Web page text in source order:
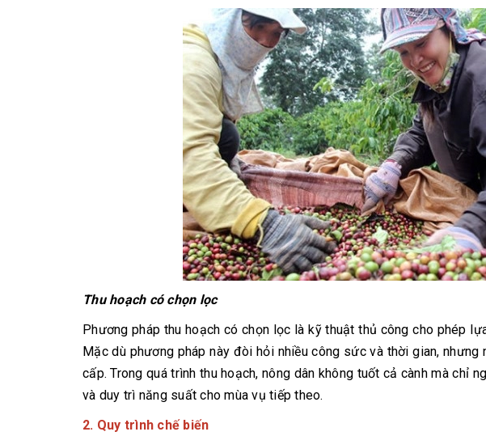
Thu hoạch có chọn lọc
Phương pháp thu hoạch có chọn lọc là kỹ thuật thủ công cho phép
Mặc dù phương pháp này đòi hỏi nhiều công sức và thời gian,
cấp. Trong quá trình thu hoạch, nông dân không tuốt cả cành mà chỉ
và duy trì năng suất cho mùa vụ tiếp theo.
2. Quy trình chế biến